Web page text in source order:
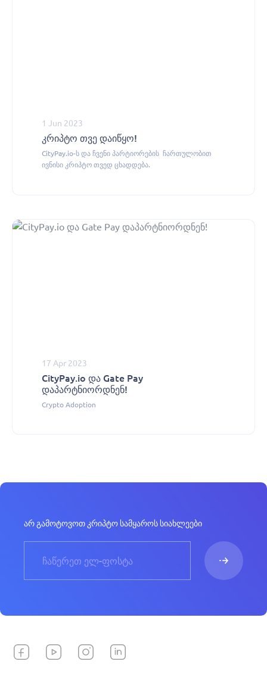
კრიპტო თვე დაიწყო!
CityPay.io-ს და ჩვენი პარტიორების ჩართულობით
ივნისი კრიპტო თვედ ცხადდება.
1 Jun 2023
CityPay.io და Gate Pay
დაპარტნიორდნენ!
Crypto Adoption
17 Apr 2023
არ გამოტოვოთ კრიპტო სამყაროს სიახლეები